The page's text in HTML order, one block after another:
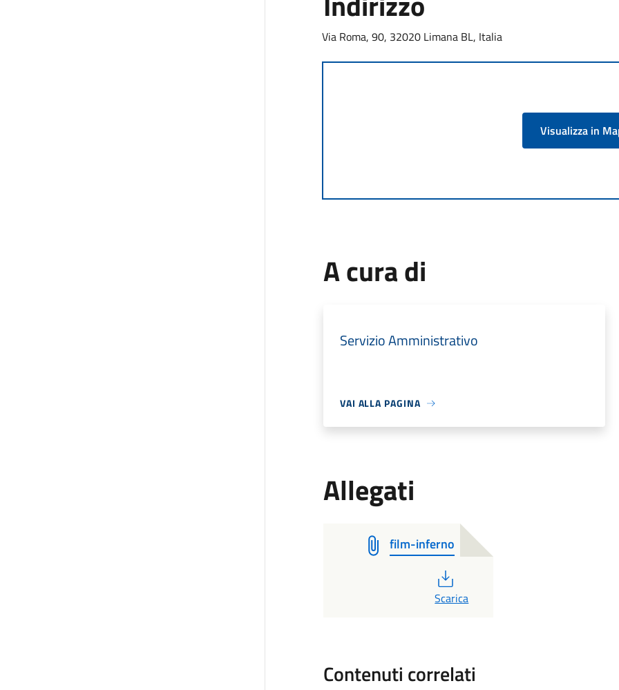
Via Roma, 90, 32020 Limana BL, Italia
Visualizza in
A cura di
Servizio Amministrativo
VAI ALLA PAGINA
Allegati
film-inferno
PDF
Scarica
Contenuti correlati